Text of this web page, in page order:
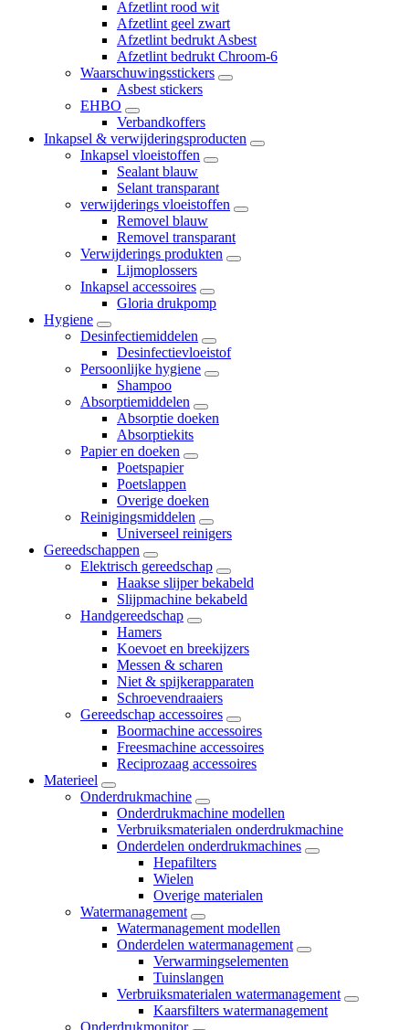
Afzetlint rood wit
Afzetlint geel zwart
Afzetlint bedrukt Asbest
Afzetlint bedrukt Chroom-6
Waarschuwingsstickers
Asbest stickers
EHBO
Verbandkoffers
Inkapsel & verwijderingsproducten
Inkapsel vloeistoffen
Sealant blauw
Selant transparant
verwijderings vloeistoffen
Removel blauw
Removel transparant
Verwijderings produkten
Lijmoplossers
Inkapsel accessoires
Gloria drukpomp
Hygiene
Desinfectiemiddelen
Desinfectievloeistof
Persoonlijke hygiene
Shampoo
Absorptiemiddelen
Absorptie doeken
Absorptiekits
Papier en doeken
Poetspapier
Poetslappen
Overige doeken
Reinigingsmiddelen
Universeel reinigers
Gereedschappen
Elektrisch gereedschap
Haakse slijper bekabeld
Slijpmachine bekabeld
Handgereedschap
Hamers
Koevoet en breekijzers
Messen & scharen
Niet & spijkerapparaten
Schroevendraaiers
Gereedschap accessoires
Boormachine accessoires
Freesmachine accessoires
Reciprozaag accessoires
Materieel
Onderdrukmachine
Onderdrukmachine modellen
Verbruiksmaterialen onderdrukmachine
Onderdelen onderdrukmachines
Hepafilters
Wielen
Overige materialen
Watermanagement
Watermanagement modellen
Onderdelen watermanagement
Verwarmingselementen
Tuinslangen
Verbruiksmaterialen watermanagement
Kaarsfilters watermanagement